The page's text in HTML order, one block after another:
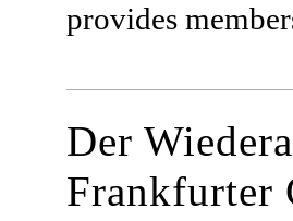
provides
Der
Frankfurter